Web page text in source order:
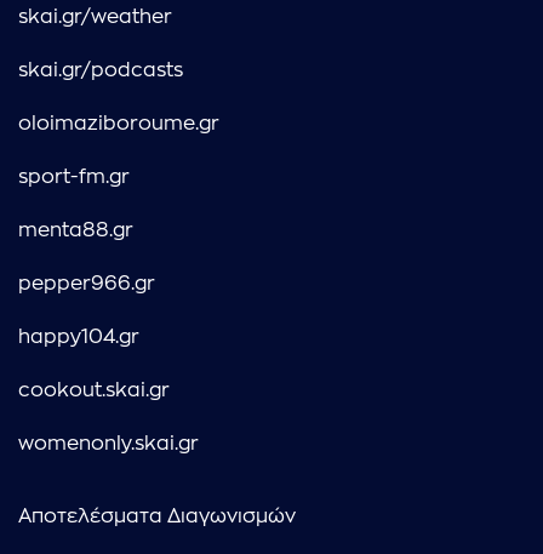
skai.gr/weather
skai.gr/podcasts
oloimaziboroume.gr
sport-fm.gr
menta88.gr
pepper966.gr
happy104.gr
cookout.skai.gr
womenonly.skai.gr
Αποτελέσματα Διαγωνισμών